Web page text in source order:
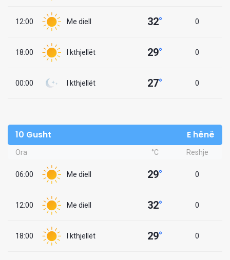
12:00 Me diell 32° 0
18:00 I kthjellët 29° 0
00:00 I kthjellët 27° 0
10 Gusht E hënë
Ora °C Reshje
06:00 Me diell 29° 0
12:00 Me diell 32° 0
18:00 I kthjellët 29° 0